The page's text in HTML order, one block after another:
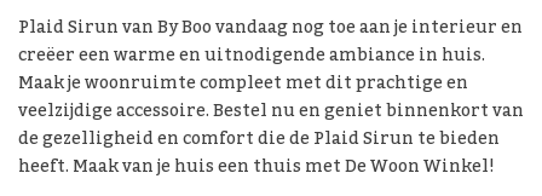
Plaid Sirun van By Boo vandaag nog toe aan je interieur en
creëer een warme en uitnodigende ambiance in huis.
Maak je woonruimte compleet met dit prachtige en
veelzijdige accessoire. Bestel nu en geniet binnenkort van
de gezelligheid en comfort die de Plaid Sirun te bieden
heeft. Maak van je huis een thuis met De Woon Winkel!